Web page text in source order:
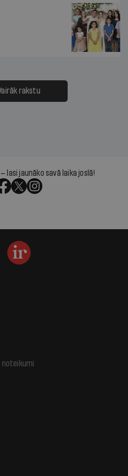
rakstu
lasi jaunāko savā laika joslā!
noteikumi